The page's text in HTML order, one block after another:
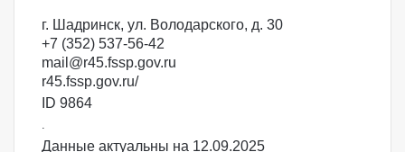
г. Шадринск, ул. Володарского, д. 30
+7 (352) 537-56-42
mail@r45.fssp.gov.ru
r45.fssp.gov.ru/
ID 9864
.
Данные актуальны на 12.09.2025